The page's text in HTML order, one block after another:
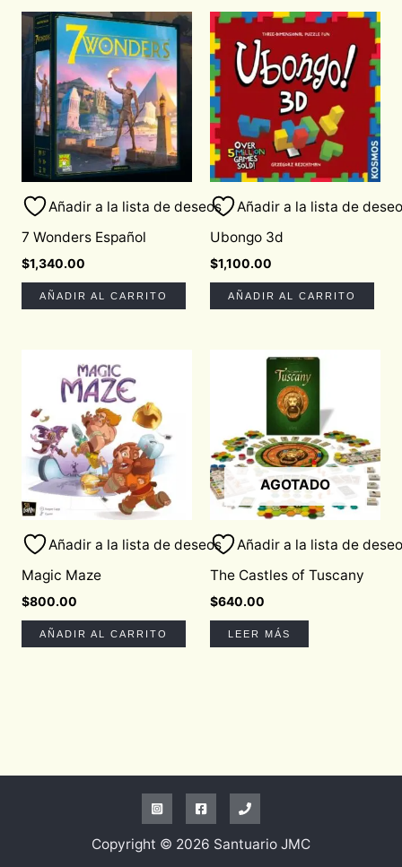
Añadir a la lista de deseos
7 Wonders Español
$1,340.00
AÑADIR AL CARRITO
Añadir a la lista de
Ubongo 3d
$1,100.00
AÑADIR AL CARRITO
Añadir a la lista de deseos
Magic Maze
$800.00
AÑADIR AL CARRITO
AGOTADO
Añadir a la lista de
The Castles of Tuscany
$640.00
LEER MÁS
Copyright © 2026 Santuario JMC